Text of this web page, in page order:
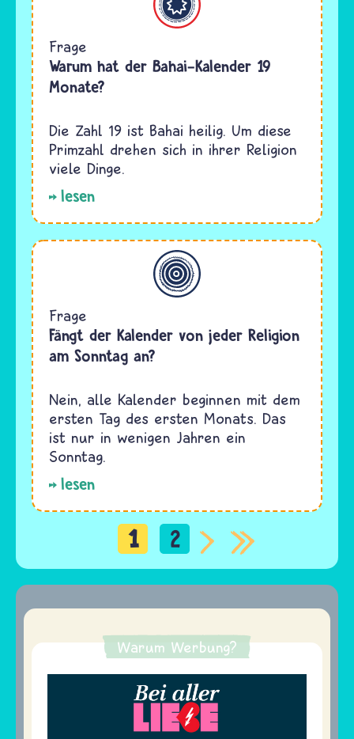
Frage
Warum hat der Bahai-Kalender 19
Monate?
Die Zahl 19 ist Bahai heilig. Um diese
Primzahl drehen sich in ihrer Religion
viele Dinge.
lesen
Allgemein
Frage
Fängt der Kalender von jeder Religion
am Sonntag an?
Nein, alle Kalender beginnen mit dem
ersten Tag des ersten Monats. Das
ist nur in wenigen Jahren ein
Sonntag.
lesen
Seitennummerierung
1 2
Warum Werbung?